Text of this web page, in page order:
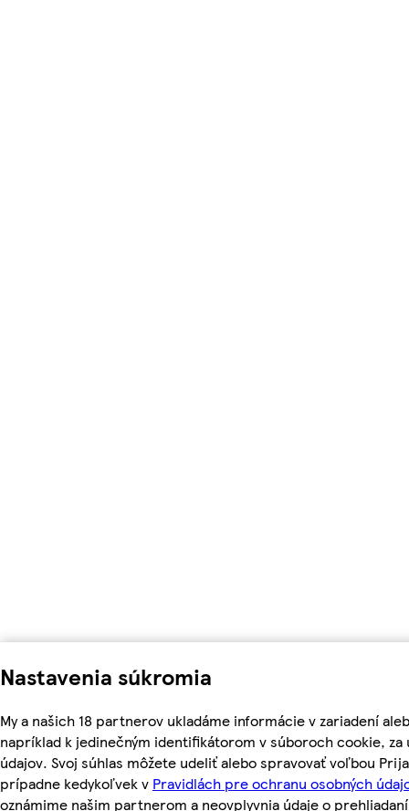
Nastavenia súkromia
My a našich 18 partnerov ukladáme informácie v zariadení
napríklad k jedinečným identifikátorom v súboroch cookie,
údajov. Svoj súhlas môžete udeliť alebo spravovať voľbou
prípadne kedykoľvek v Pravidlách pre ochranu osobných
oznámime našim partnerom a neovplyvnia údaje o